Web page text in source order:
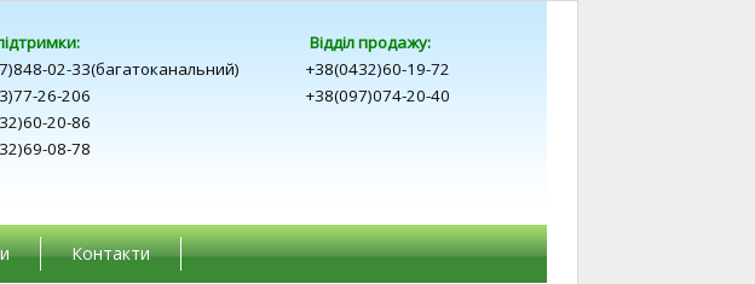
02-33(багатоканальний)
26-206
20-86
08-78
Відділ продажу:
+38(0432)60-19-72
+38(097)074-20-40
Контакти